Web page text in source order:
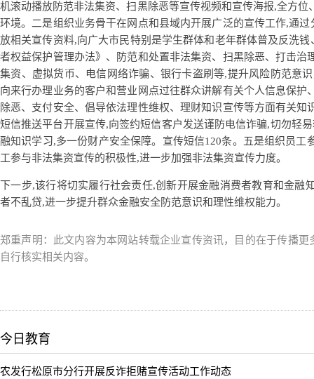
机滚动播放防范非法集资、扫黑除恶等宣传视频和宣传海报,全方
环境。二是组织业务骨干在网点和县域内开展广泛的宣传工作,通
放相关宣传资料,向广大市民特别是学生群体和老年群体普及反洗
者权益保护管理办法》、防范和处置非法集资、扫黑除恶、打击
集资、虚拟货币、电信网络诈骗、银行卡盗刷等,提升风险防范意
向来行办理业务的客户和营业网点过往群众讲解有关个人信息保
除恶、支付安全、倡导依法理性维权、理财知识宣传等方面有关
短信推送平台开展宣传,向签约短信客户发送谨防电信诈骗,切勿轻
融知识学习,多一份财产安全保障。宣传短信120条。五是组织员
工参与非法集资宣传的积极性,进一步加强非法集资宣传力度。
下一步,该行将切实履行社会责任,创新开展金融消费者教育和金
者不乱贷,进一步提升群众金融安全防范意识和理性维权能力。
郑重声明：此文内容为本网站转载企业宣传资讯，目的在于传播
自行核实相关内容。
今日教育
农发行松原市分行开展反诈拒赌宣传活动工作动态